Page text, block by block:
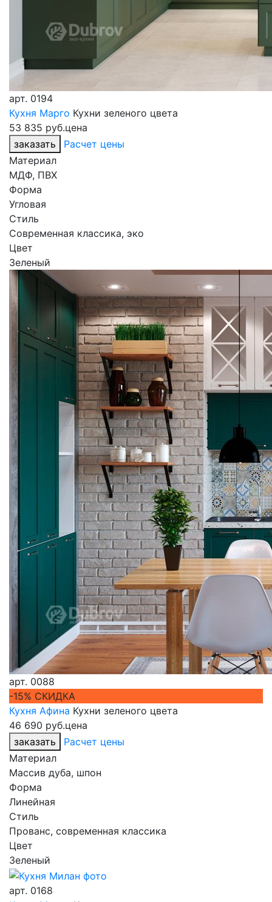
арт. 0194
Кухня Марго Кухни зеленого цвета
53 835 руб.цена
заказать
Расчет цены
Материал
МДФ, ПВХ
Форма
Угловая
Стиль
Современная классика, эко
Цвет
Зеленый
арт. 0088
-15% СКИДКА
Кухня Афина Кухни зеленого цвета
46 690 руб.цена
заказать
Расчет цены
Материал
Массив дуба, шпон
Форма
Линейная
Стиль
Прованс, современная классика
Цвет
Зеленый
арт. 0168